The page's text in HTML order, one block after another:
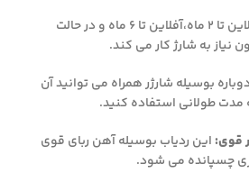
که می تواند در حالت آنلاین تا ۲ ماه،آفلاین تا ۶ ماه و در حالت
بوسیله شارژر همراه می توانید آن
مدت طولانی استفاده کنید.
این ردیاب بوسیله آهن ربای قوی
چسپانده می شود.